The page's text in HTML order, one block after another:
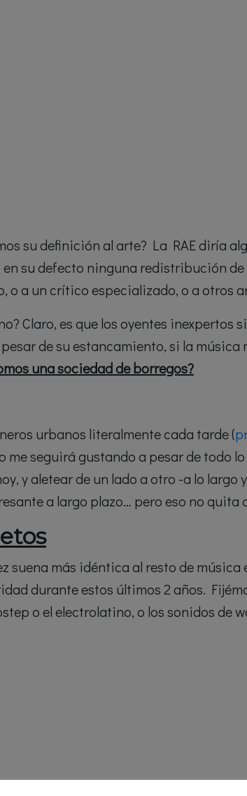
su definición al arte? La RAE diría
su defecto ninguna redistribución
o a un crítico especializado, o a otros
Claro, es que los oyentes
de su estancamiento, si la
una sociedad de borregos?
urbanos literalmente cada tarde (
me seguirá gustando a pesar de todo
y aletear de un lado a otro -a lo
a largo plazo… pero eso no quita
suena más idéntica al resto de música
durante estos últimos 2 años.
o el electrolatino, o los sonidos de